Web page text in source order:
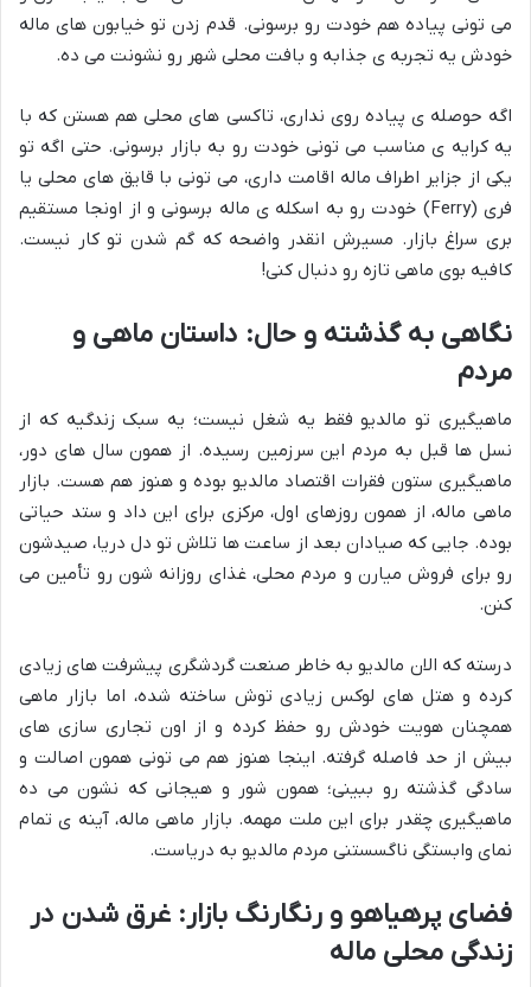
می تونی پیاده هم خودت رو برسونی. قدم زدن تو خیابون های ماله
خودش یه تجربه ی جذابه و بافت محلی شهر رو نشونت می ده.
اگه حوصله ی پیاده روی نداری، تاکسی های محلی هم هستن که با
یه کرایه ی مناسب می تونی خودت رو به بازار برسونی. حتی اگه تو
یکی از جزایر اطراف ماله اقامت داری، می تونی با قایق های محلی یا
فری (Ferry) خودت رو به اسکله ی ماله برسونی و از اونجا مستقیم
بری سراغ بازار. مسیرش انقدر واضحه که گم شدن تو کار نیست.
کافیه بوی ماهی تازه رو دنبال کنی!
نگاهی به گذشته و حال: داستان ماهی و
مردم
ماهیگیری تو مالدیو فقط یه شغل نیست؛ یه سبک زندگیه که از
نسل ها قبل به مردم این سرزمین رسیده. از همون سال های دور،
ماهیگیری ستون فقرات اقتصاد مالدیو بوده و هنوز هم هست. بازار
ماهی ماله، از همون روزهای اول، مرکزی برای این داد و ستد حیاتی
بوده. جایی که صیادان بعد از ساعت ها تلاش تو دل دریا، صیدشون
رو برای فروش میارن و مردم محلی، غذای روزانه شون رو تأمین می
کنن.
درسته که الان مالدیو به خاطر صنعت گردشگری پیشرفت های زیادی
کرده و هتل های لوکس زیادی توش ساخته شده، اما بازار ماهی
همچنان هویت خودش رو حفظ کرده و از اون تجاری سازی های
بیش از حد فاصله گرفته. اینجا هنوز هم می تونی همون اصالت و
سادگی گذشته رو ببینی؛ همون شور و هیجانی که نشون می ده
ماهیگیری چقدر برای این ملت مهمه. بازار ماهی ماله، آینه ی تمام
نمای وابستگی ناگسستنی مردم مالدیو به دریاست.
فضای پرهیاهو و رنگارنگ بازار: غرق شدن در
زندگی محلی ماله